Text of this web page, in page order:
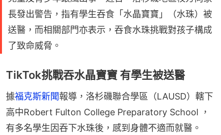
長發出警告，指有學生吞食「水晶寶寶」（水珠）被
送醫，而相關部門亦表示，吞食水珠挑戰對孩子構成
了致命威脅。
TikTok挑戰吞水晶寶寶 有學生被送醫
據福克斯新聞報導，洛杉磯聯合學區（LAUSD）轄下
高中Robert Fulton College Preparatory School ，
有多名學生因吞下水珠後，感到身體不適而就醫。